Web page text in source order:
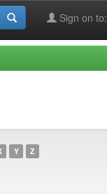
Sign on to:
Y Z